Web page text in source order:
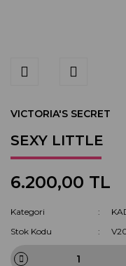
VICTORIA'S SECRET
SEXY LITTLE
6.200,00 TL
Kategori
Stok Kodu